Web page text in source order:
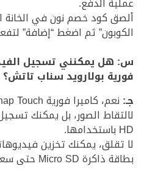
ألصق كود خصم نون في الخانة
الكوبون” ثم اضغط “إضافة”
س: هل يمكنني تسجيل
فورية بولارويد سناب تاتش؟
جـ:
HD باستخدامها.
لا تقلق، يمكنك تخزين
بطاقة ذاكرة Micro SD حتى سعة 128 جيجابايت.